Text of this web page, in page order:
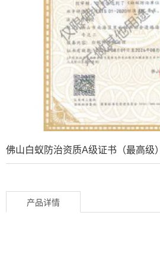
佛山白蚁防治资质A级证书（最高级）
产品详情